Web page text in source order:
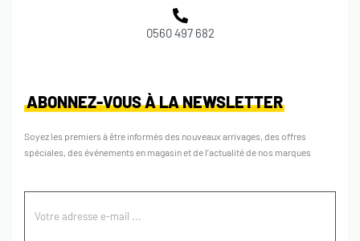
0560 497 682
ABONNEZ-VOUS À LA NEWSLETTER
Soyez les premiers à être informés des nouveaux arrivages, des offres
spéciales, des événements en magasin et de l’actualité de nos marques